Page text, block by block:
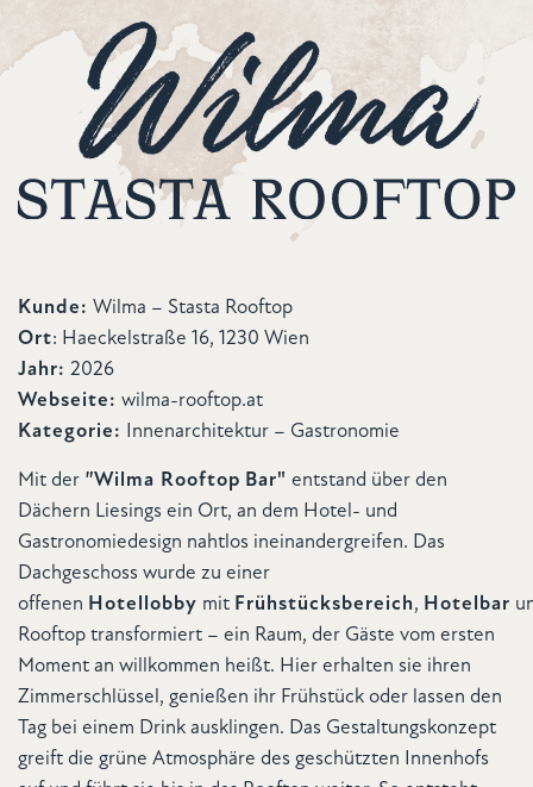
Kunde: Wilma – Stasta Rooftop
Ort: Haeckelstraße 16, 1230 Wien
Jahr: 2026
Webseite: wilma-rooftop.at
Kategorie:
Innenarchitektur – Gastronomie
Mit der "Wilma Rooftop Bar" entstand über den
Dächern Liesings ein Ort, an dem Hotel- und
Gastronomiedesign nahtlos ineinandergreifen. Das
Dachgeschoss wurde zu einer
offenen Hotellobby mit Frühstücksbereich, Hotelbar
Rooftop transformiert – ein Raum, der Gäste vom ersten
Moment an willkommen heißt. Hier erhalten sie ihren
Zimmerschlüssel, genießen ihr Frühstück oder lassen den
Tag bei einem Drink ausklingen. Das Gestaltungskonzept
greift die grüne Atmosphäre des geschützten Innenhofs